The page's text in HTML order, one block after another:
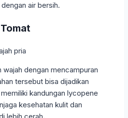
air bersih.
wajah dengan mencampuran
tersebut bisa dijadikan
kandungan lycopene
kesehatan kulit dan